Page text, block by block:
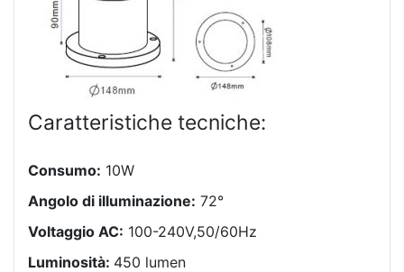
Caratteristiche tecniche:
Consumo: 10W
Angolo di illuminazione: 72°
Voltaggio AC: 100-240V,50/60Hz
Luminosità: 450 lumen